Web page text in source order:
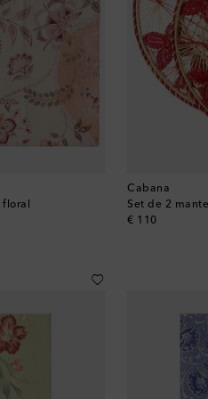
floral
Cabana
€ 110
original price